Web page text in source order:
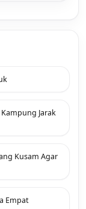
Jarak
Kusam Agar
Empat